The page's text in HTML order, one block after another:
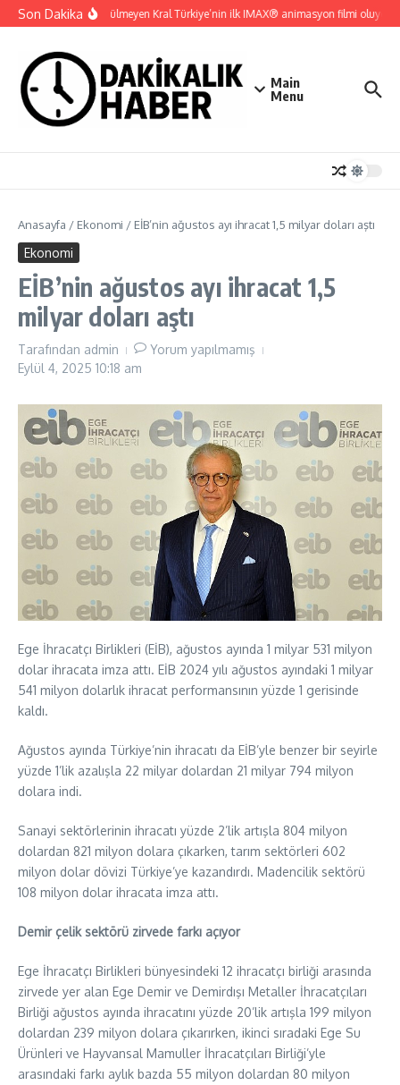
İçeriğe atla
Son DakikaGupi ve Gülmeyen Kral Türkiye’nin ilk IMAX® animasyon filmi oluyor
Main
Menu
Anasayfa / Ekonomi / EİB’nin ağustos ayı ihracat 1,5 milyar doları aştı
Ekonomi
EİB’nin ağustos ayı ihracat 1,5
milyar doları aştı
Tarafından admin
Yorum yapılmamış
Eylül 4, 2025 10:18 am
Ege İhracatçı Birlikleri (EİB), ağustos ayında 1 milyar 531 milyon
dolar ihracata imza attı. EİB 2024 yılı ağustos ayındaki 1 milyar
541 milyon dolarlık ihracat performansının yüzde 1 gerisinde
kaldı.
Ağustos ayında Türkiye’nin ihracatı da EİB’yle benzer bir seyirle
yüzde 1’lik azalışla 22 milyar dolardan 21 milyar 794 milyon
dolara indi.
Sanayi sektörlerinin ihracatı yüzde 2’lik artışla 804 milyon
dolardan 821 milyon dolara çıkarken, tarım sektörleri 602
milyon dolar dövizi Türkiye’ye kazandırdı. Madencilik sektörü
108 milyon dolar ihracata imza attı.
Demir çelik sektörü zirvede farkı açıyor
Ege İhracatçı Birlikleri bünyesindeki 12 ihracatçı birliği arasında
zirvede yer alan Ege Demir ve Demirdışı Metaller İhracatçıları
Birliği ağustos ayında ihracatını yüzde 20’lik artışla 199 milyon
dolardan 239 milyon dolara çıkarırken, ikinci sıradaki Ege Su
Ürünleri ve Hayvansal Mamuller İhracatçıları Birliği’yle
arasındaki farkı aylık bazda 55 milyon dolardan 80 milyon